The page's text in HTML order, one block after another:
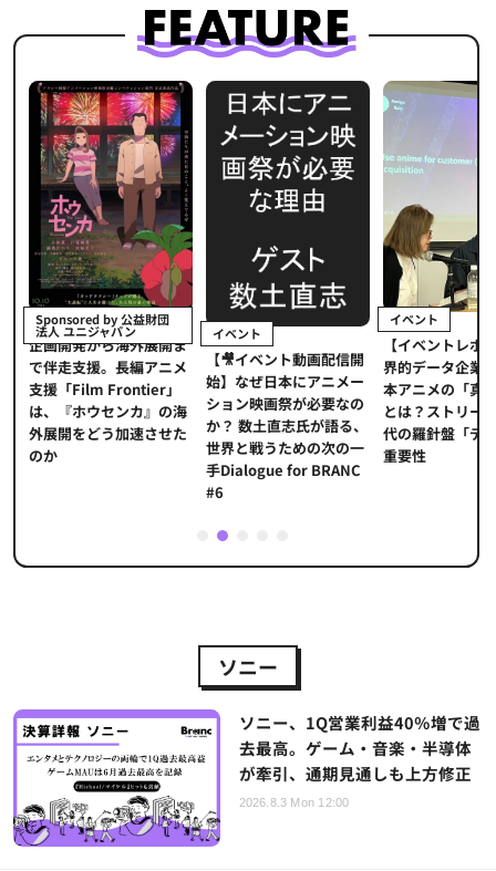
Sponsored by 公益財団
法人 ユニジャパン
企画開発から海外展開ま
で伴走支援。長編アニメ
支援「Film Frontier」
は、『ホウセンカ』の海
外展開をどう加速させた
のか
イベント
【🎥イベント動画配信開
始】なぜ日本にアニメー
ション映画祭が必要なの
か？ 数土直志氏が語る、
世界と戦うための次の一
手Dialogue for BRANC
#6
イベント
【イベントレポ
界的データ企業
本アニメの「真
とは？ストリー
代の羅針盤「デ
重要性
2
ソニー
ソニー、1Q営業利益40％増で過
去最高。ゲーム・音楽・半導体
が牽引、通期見通しも上方修正
2026.8.3 Mon 12:00